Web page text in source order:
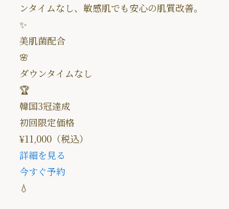
ンタイムなし、敏感肌でも安心の肌質改善。
✨
美肌菌配合
🌸
ダウンタイムなし
🏆
韓国3冠達成
初回限定価格
¥11,000（税込）
詳細を見る
今すぐ予約
💧